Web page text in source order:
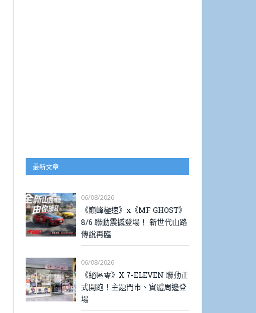
最新文章
06/08/2026
《巔峰極速》x《MF GHOST》
8/6 聯動震撼登場！ 新世代山路
傳說再臨
06/08/2026
《絕區零》X 7-ELEVEN 聯動正
式開跑！主題門市、實體周邊登
場